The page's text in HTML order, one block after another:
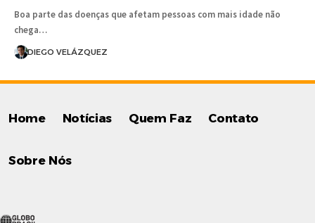
Boa parte das doenças que afetam pessoas com mais idade não
chega…
DIEGO VELÁZQUEZ
Home Notícias Quem Faz Contato
Sobre Nós